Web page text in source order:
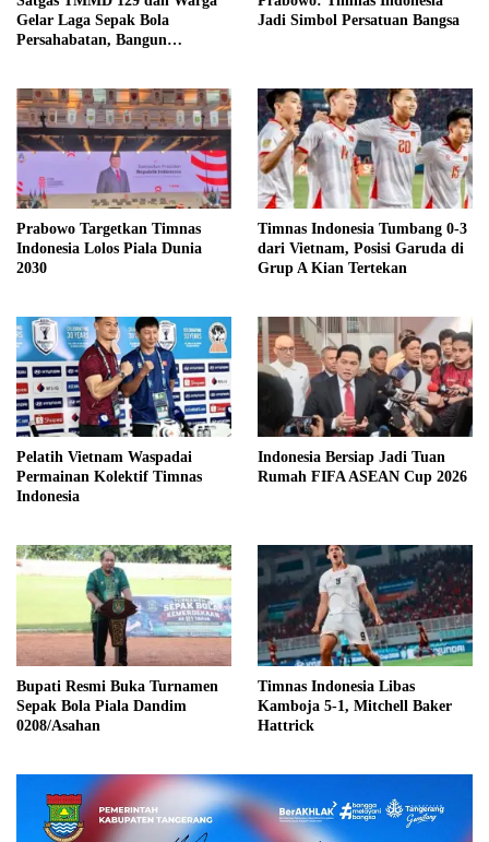
Gelar Laga Sepak Bola
Persahabatan, Bangun
Jadi Simbol Persatuan Bangsa
Prabowo Targetkan Timnas
Indonesia Lolos Piala Dunia
2030
Timnas Indonesia Tumbang 0-3
dari Vietnam, Posisi Garuda di
Grup A Kian Tertekan
Pelatih Vietnam Waspadai
Permainan Kolektif Timnas
Indonesia
Indonesia Bersiap Jadi Tuan
Rumah FIFA ASEAN Cup 2026
Bupati Resmi Buka Turnamen
Sepak Bola Piala Dandim
0208/Asahan
Timnas Indonesia Libas
Kamboja 5-1, Mitchell Baker
Hattrick